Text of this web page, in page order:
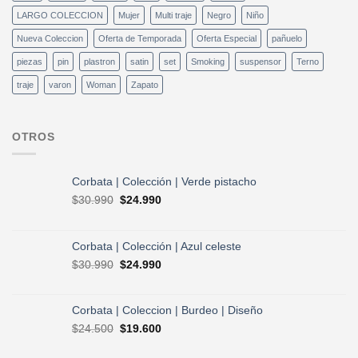
LARGO COLECCION Mujer Multi traje Negro Niño
Nueva Coleccion Oferta de Temporada Oferta Especial pañuelo
piezas pin plastron satin set Smoking suspensor Terno
traje varon Woman Zapato
OTROS
Corbata | Colección | Verde pistacho
$30.990 El
era:
$24.990El
es:
$24.990.
Corbata | Colección | Azul celeste
$30.990 El
era:
$30.990.
$24.990El
es:
Corbata | Coleccion | Burdeo | Diseño
$24.500 El
$19.600El